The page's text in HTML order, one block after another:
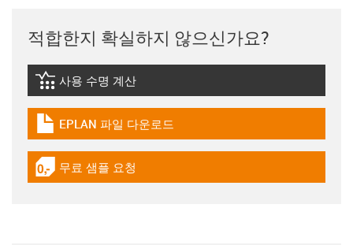
적합한지 확실하지 않으신가요?
igus-icon-lebensdauerrechner
사용 수명 계산
igus-icon-download-plan
EPLAN 파일 다운로드
igus-icon-gratismuster
무료 샘플 요청